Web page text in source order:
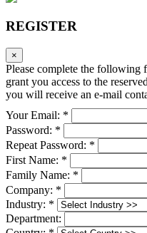
REGISTER
×
Please complete the following
grant you access to the
you will receive an e-mail
Your Email: *
Password: *
Repeat Password: *
First Name: *
Family Name: *
Company: *
Industry: *
Department: